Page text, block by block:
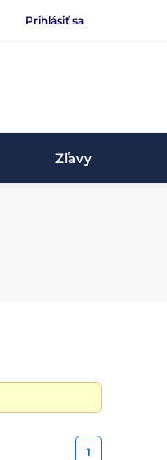
Prihlásiť sa
Zľavy
1